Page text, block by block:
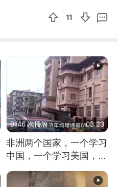
11
9146 次播放 03:23
非洲两个国家，一个学习
中国，一个学习美国，结